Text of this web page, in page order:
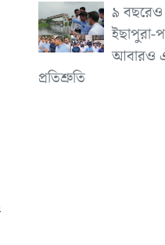
৯ বছরেও
ইছাপুরা-
আবারও
প্রতিশ্রুতি